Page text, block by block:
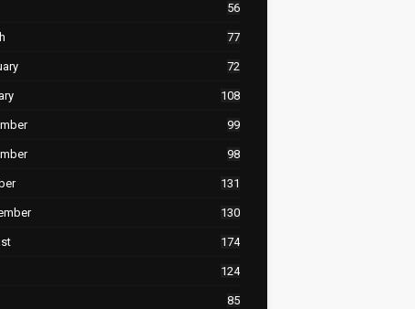
56
77
72
108
99
98
131
130
174
124
85